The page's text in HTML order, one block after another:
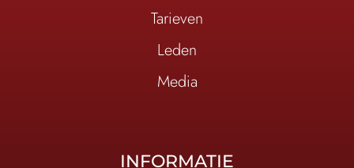
Tarieven
Leden
Media
INFORMATIE